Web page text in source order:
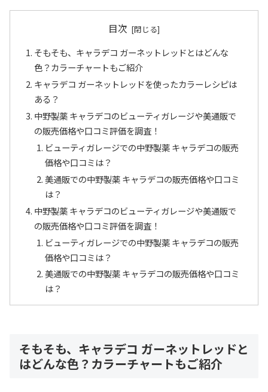
目次
そもそも、キャラデコ ガーネットレッドとはどんな
色？カラーチャートもご紹介
キャラデコ ガーネットレッドを使ったカラーレシピは
ある？
中野製薬 キャラデコのビューティガレージや美通販で
の販売価格や口コミ評価を調査！
ビューティガレージでの中野製薬 キャラデコの販売
価格や口コミは？
美通販での中野製薬 キャラデコの販売価格や口コミ
は？
中野製薬 キャラデコのビューティガレージや美通販で
の販売価格や口コミ評価を調査！
ビューティガレージでの中野製薬 キャラデコの販売
価格や口コミは？
美通販での中野製薬 キャラデコの販売価格や口コミ
は？
そもそも、キャラデコ ガーネットレッドと
はどんな色？カラーチャートもご紹介